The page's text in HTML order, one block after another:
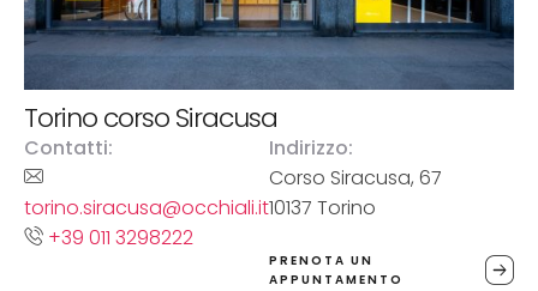
Torino corso Siracusa
Indirizzo:
Corso Siracusa, 67
10137 Torino
PRENOTA UN
APPUNTAMENTO
Contatti:
torino.siracusa@occhiali.it
+39 011 3298222